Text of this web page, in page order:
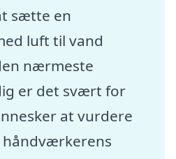
sætte en
luft til vand
nærmeste
er det svært for
at vurdere
håndværkerens